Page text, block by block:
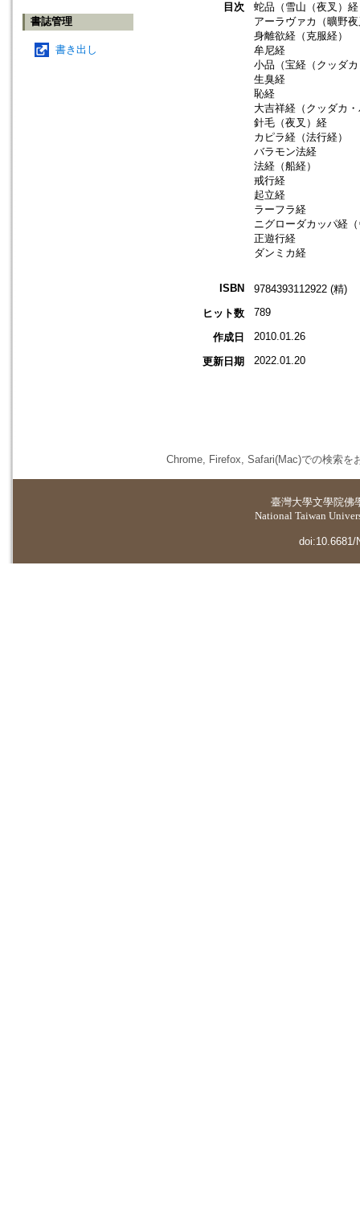
書誌管理
書き出し
目次
蛇品（雪山（夜叉）経
アーラヴァカ（曠野
身離欲経（克服経）
牟尼経
小品（宝経（クッダ
生臭経
恥経
大吉祥経（クッダカ
針毛（夜叉）経
カピラ経（法行経）
バラモン法経
法経（船経）
戒行経
起立経
ラーフラ経
ニグローダカッパ経
正遊行経
ダンミカ経
ISBN
9784393112922 (精)
ヒット数
789
作成日 2010.01.26
更新日期 2022.01.20
Chrome, Firefox, Safari(Mac)での検索を
臺灣大學文學院佛
National Taiwan
doi:10.6681/